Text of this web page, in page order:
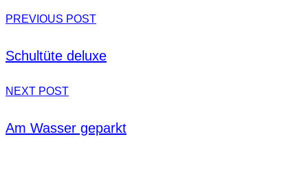
PREVIOUS POST
Schultüte deluxe
NEXT POST
Am Wasser geparkt